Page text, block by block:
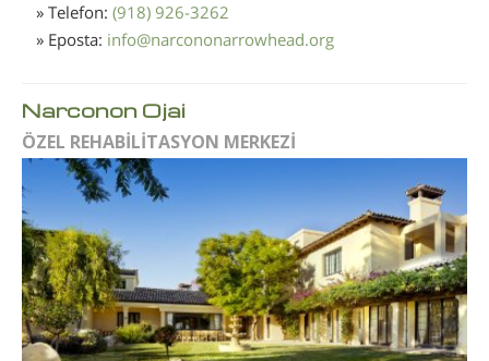
» Telefon: (918) 926-3262
» Eposta: info@narcononarrowhead.org
Narconon Ojai
ÖZEL REHABİLİTASYON MERKEZİ